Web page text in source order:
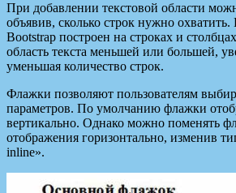
При добавлении текстовой области
объявив, сколько строк нужно
Bootstrap построен на строках и
область текста меньшей или большей,
уменьшая количество строк.
Флажки позволяют пользователям
параметров. По умолчанию флажки
вертикально. Однако можно поменять
отображения горизонтально, изменив
inline».